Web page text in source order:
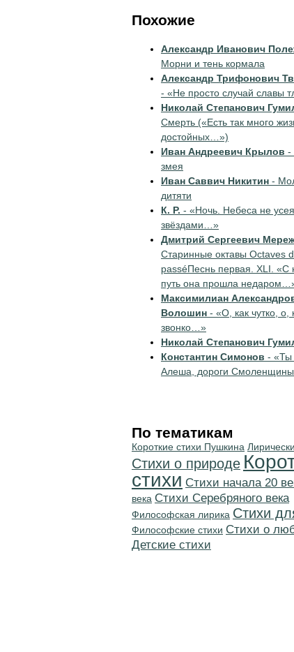
Похожие
Александр Иванович
Морни и тень кормала
Александр Трифонович
- «Не просто случай славы
Николай Степанович
Смерть («Есть так много
достойных…»)
Иван Андреевич Крылов -
змея
Иван Саввич Никитин -
дитяти
К. Р. - «Ночь. Небеса не
звёздами…»
Дмитрий Сергеевич
Старинные октавы Octaves
passéПеснь первая. XLI. «С
путь она прошла
Максимилиан
Волошин - «О, как чутко, о,
звонко…»
Николай Степанович
Константин Симонов - «Ты
Алеша, дороги
По тематикам
Короткие стихи Пушкина
Стихи о природе
стихи Cтихи начала 20
века Cтихи Серебряного века
Философская лирика Стихи
Философские стихи Стихи о
Детские стихи